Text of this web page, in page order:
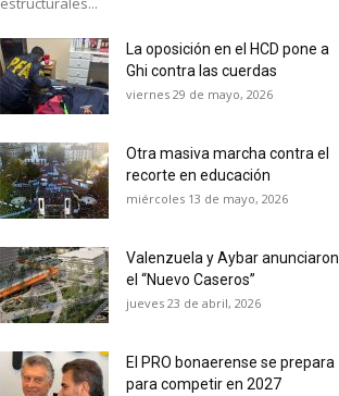
La oposición en el HCD pone a
Ghi contra las cuerdas
viernes 29 de mayo, 2026
Otra masiva marcha contra el
recorte en educación
miércoles 13 de mayo, 2026
Valenzuela y Aybar anunciaron
el “Nuevo Caseros”
jueves 23 de abril, 2026
El PRO bonaerense se prepara
para competir en 2027